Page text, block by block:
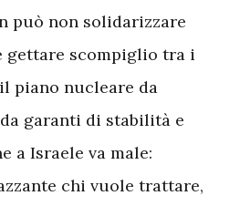
può non solidarizzare
gettare scompiglio tra i
piano nucleare da
garanti di stabilità e
a Israele va male:
chi vuole trattare,